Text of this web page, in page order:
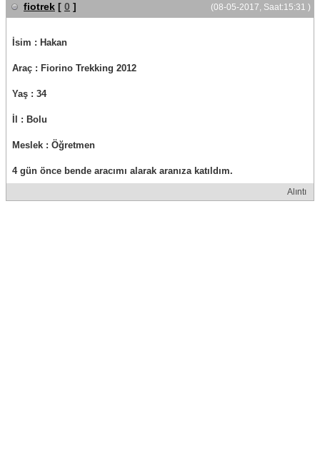
(08-05-2017, Saat:15:31 )
fiotrek [ 0 ]
İsim : Hakan
Araç : Fiorino Trekking 2012
Yaş : 34
İl : Bolu
Meslek : Öğretmen
4 gün önce bende aracımı alarak aranıza katıldım.
Alıntı